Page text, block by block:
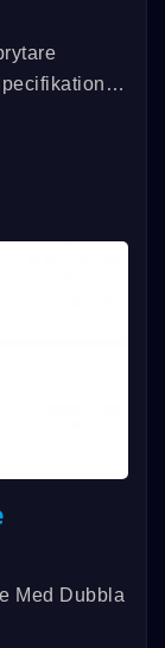
IP67-
Med Dubbla